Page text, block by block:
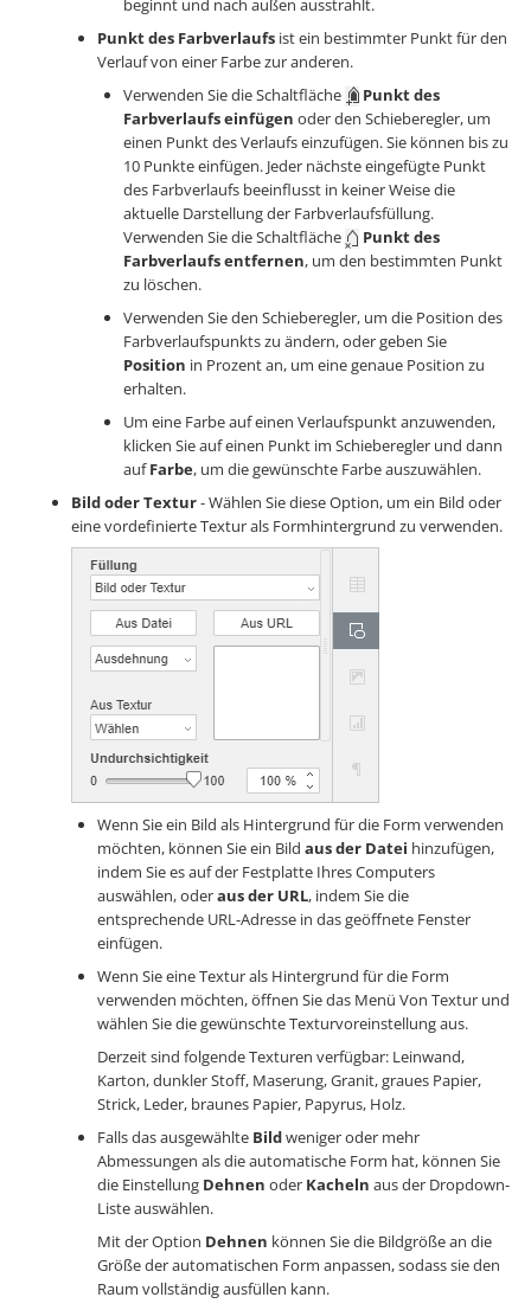
beginnt und nach außen ausstrahlt.
Punkt des Farbverlaufs ist ein bestimmter Punkt für den
Verlauf von einer Farbe zur anderen.
Verwenden Sie die Schaltfläche
Punkt des
Farbverlaufs einfügen oder den Schieberegler, um
einen Punkt des Verlaufs einzufügen. Sie können bis zu
10 Punkte einfügen. Jeder nächste eingefügte Punkt
des Farbverlaufs beeinflusst in keiner Weise die
aktuelle Darstellung der Farbverlaufsfüllung.
Verwenden Sie die Schaltfläche
Punkt des
Farbverlaufs entfernen, um den bestimmten Punkt
zu löschen.
Verwenden Sie den Schieberegler, um die Position des
Farbverlaufspunkts zu ändern, oder geben Sie
Position in Prozent an, um eine genaue Position zu
erhalten.
Um eine Farbe auf einen Verlaufspunkt anzuwenden,
klicken Sie auf einen Punkt im Schieberegler und dann
aufFarbe, um die gewünschte Farbe auszuwählen.
Bild oder Textur- Wählen Sie diese Option, um ein Bild oder
eine vordefinierte Textur als Formhintergrund zu verwenden.
Wenn Sie ein Bild als Hintergrund für die Form verwenden
möchten, können Sie ein Bild aus der Datei hinzufügen,
indem Sie es auf der Festplatte Ihres Computers
auswählen, oderaus der URL, indem Sie die
entsprechende URL-Adresse in das geöffnete Fenster
einfügen.
Wenn Sie eine Textur als Hintergrund für die Form
verwenden möchten, öffnen Sie das Menü Von Textur und
wählen Sie die gewünschte Texturvoreinstellung aus.
Derzeit sind folgende Texturen verfügbar: Leinwand,
Karton, dunkler Stoff, Maserung, Granit, graues Papier,
Strick, Leder, braunes Papier, Papyrus, Holz.
Falls das ausgewählte Bildweniger oder mehr
Abmessungen als die automatische Form hat, können Sie
die Einstellung Dehnen oder Kacheln aus der Dropdown-
Liste auswählen.
Mit der Option Dehnen können Sie die Bildgröße an die
Größe der automatischen Form anpassen, sodass sie den
Raum vollständig ausfüllen kann.